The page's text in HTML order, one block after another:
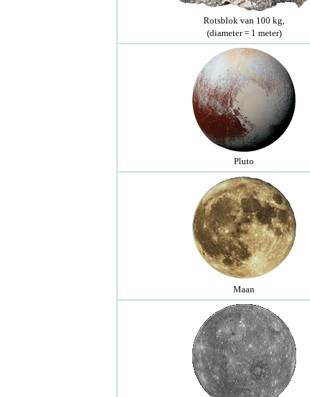
Rotsblok van 100 kg,
(diameter = 1 meter)
Pluto
Maan